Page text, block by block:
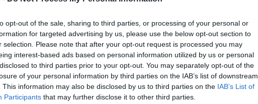
opt-out of the sale, sharing to third parties, or processing of your personal or
for targeted advertising by us, please use the below opt-out section to
selection. Please note that after your opt-out request is processed you may
interest-based ads based on personal information utilized by us or personal
to third parties prior to your opt-out. You may separately opt-out of the
of your personal information by third parties on the IAB’s list of downstream
This information may also be disclosed by us to third parties on the IAB’s List of
Participants that may further disclose it to other third parties.
érték örök, de nem elpusztíthatatlan.